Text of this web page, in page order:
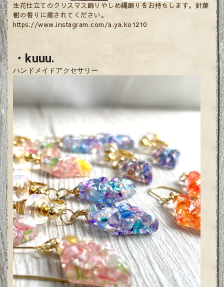
生花仕立てのクリスマス飾りやしめ縄飾りをお持ちします。針葉
樹の香りに癒されてください。
https://www.instagram.com/a.ya.ko1210
・kuuu.
ハンドメイドアクセサリー